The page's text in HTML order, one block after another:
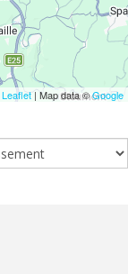
Leaflet | Map data ©Google